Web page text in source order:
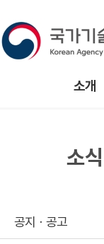
소개
소식
공지ㆍ공고